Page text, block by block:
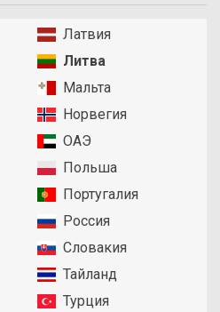
Латвия
Литва
Мальта
Норвегия
ОАЭ
Польша
Португалия
Россия
Словакия
Тайланд
Турция